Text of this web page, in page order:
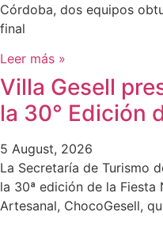
Córdoba, dos equipos
final
Leer más »
Villa Gesell
la 30° Edición
5 August, 2026
La Secretaría de Turismo
la 30ª edición de la
Artesanal, ChocoGesell,